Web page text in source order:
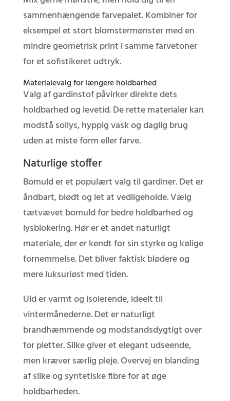
sammenhængende farvepalet. Kombiner for
eksempel et stort blomstermønster med en
mindre geometrisk print i samme farvetoner
for et sofistikeret udtryk.
Materialevalg for længere holdbarhed
Valg af gardinstof påvirker direkte dets
holdbarhed og levetid. De rette materialer kan
modstå sollys, hyppig vask og daglig brug
uden at miste form eller farve.
Naturlige stoffer
Bomuld er et populært valg til gardiner. Det er
åndbart, blødt og let at vedligeholde. Vælg
tætvævet bomuld for bedre holdbarhed og
lysblokering. Hør er et andet naturligt
materiale, der er kendt for sin styrke og kølige
fornemmelse. Det bliver faktisk blødere og
mere luksuriøst med tiden.
Uld er varmt og isolerende, ideelt til
vintermånederne. Det er naturligt
brandhæmmende og modstandsdygtigt over
for pletter. Silke giver et elegant udseende,
men kræver særlig pleje. Overvej en blanding
af silke og syntetiske fibre for at øge
holdbarheden.